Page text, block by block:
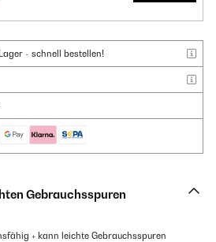
- schnell bestellen!
Gebrauchsspuren
+ kann leichte Gebrauchsspuren